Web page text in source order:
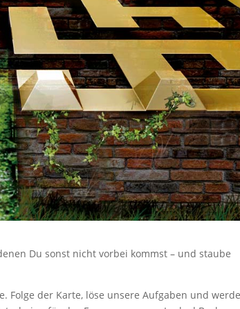
Du sonst nicht vorbei kommst – und staube
Folge der Karte, löse unsere Aufgaben und